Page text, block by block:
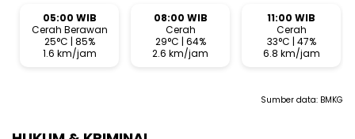
05:00 WIB
Cerah Berawan
25°C | 85%
1.6 km/jam
08:00 WIB
Cerah
29°C | 64%
2.6 km/jam
11:00 WIB
Cerah
33°C | 47%
6.8 km/jam
Sumber data: BMKG